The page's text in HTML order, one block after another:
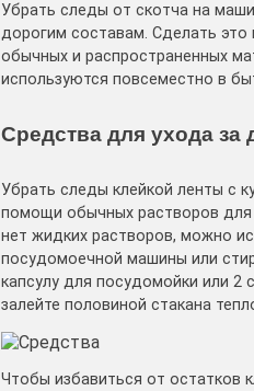
Убрать следы от скотча на
дорогим составам. Сделать
обычных и распространенных
используются повсеместно в
Средства для ухода за
Убрать следы клейкой ленты с
помощи обычных растворов для
нет жидких растворов, можно
посудомоечной машины или
капсулу для посудомойки или 2
залейте половиной стакана
Чтобы избавиться от остатков